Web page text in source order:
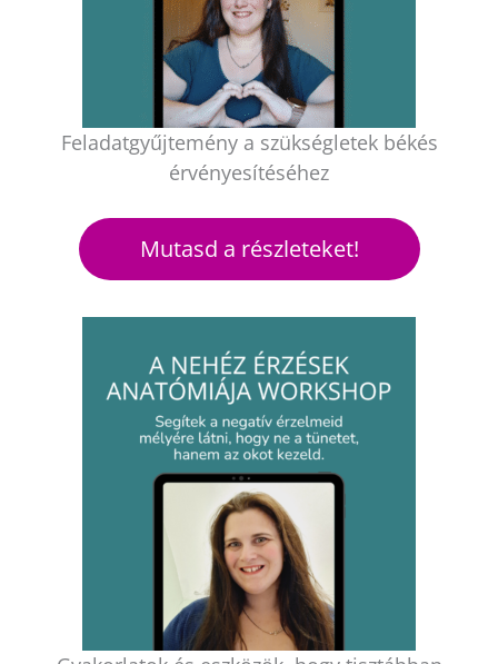
Feladatgyűjtemény a szükségletek békés
érvényesítéséhez
Mutasd a részleteket!